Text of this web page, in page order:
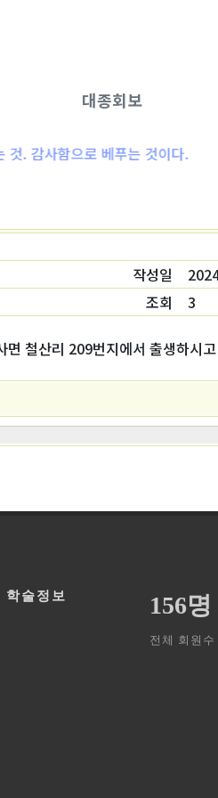
대종회보
. 감사함으로 베푸는 것이다.
작성일
조회
3
철산리 209번지에서 출생하시
술정보 156명
전체 회원수